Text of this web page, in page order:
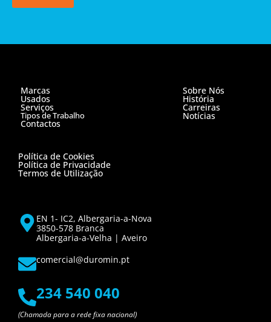
Marcas
Usados
Serviços
Tipos de Trabalho
Contactos
Sobre Nós
História
Carreiras
Notícias
Política de Cookies
Política de Privacidade
Termos de Utilização
EN 1- IC2, Albergaria-a-Nova
3850-578 Branca
Albergaria-a-Velha | Aveiro
comercial@duromin.pt
234 540 040
(Chamada para a rede fixa nacional)